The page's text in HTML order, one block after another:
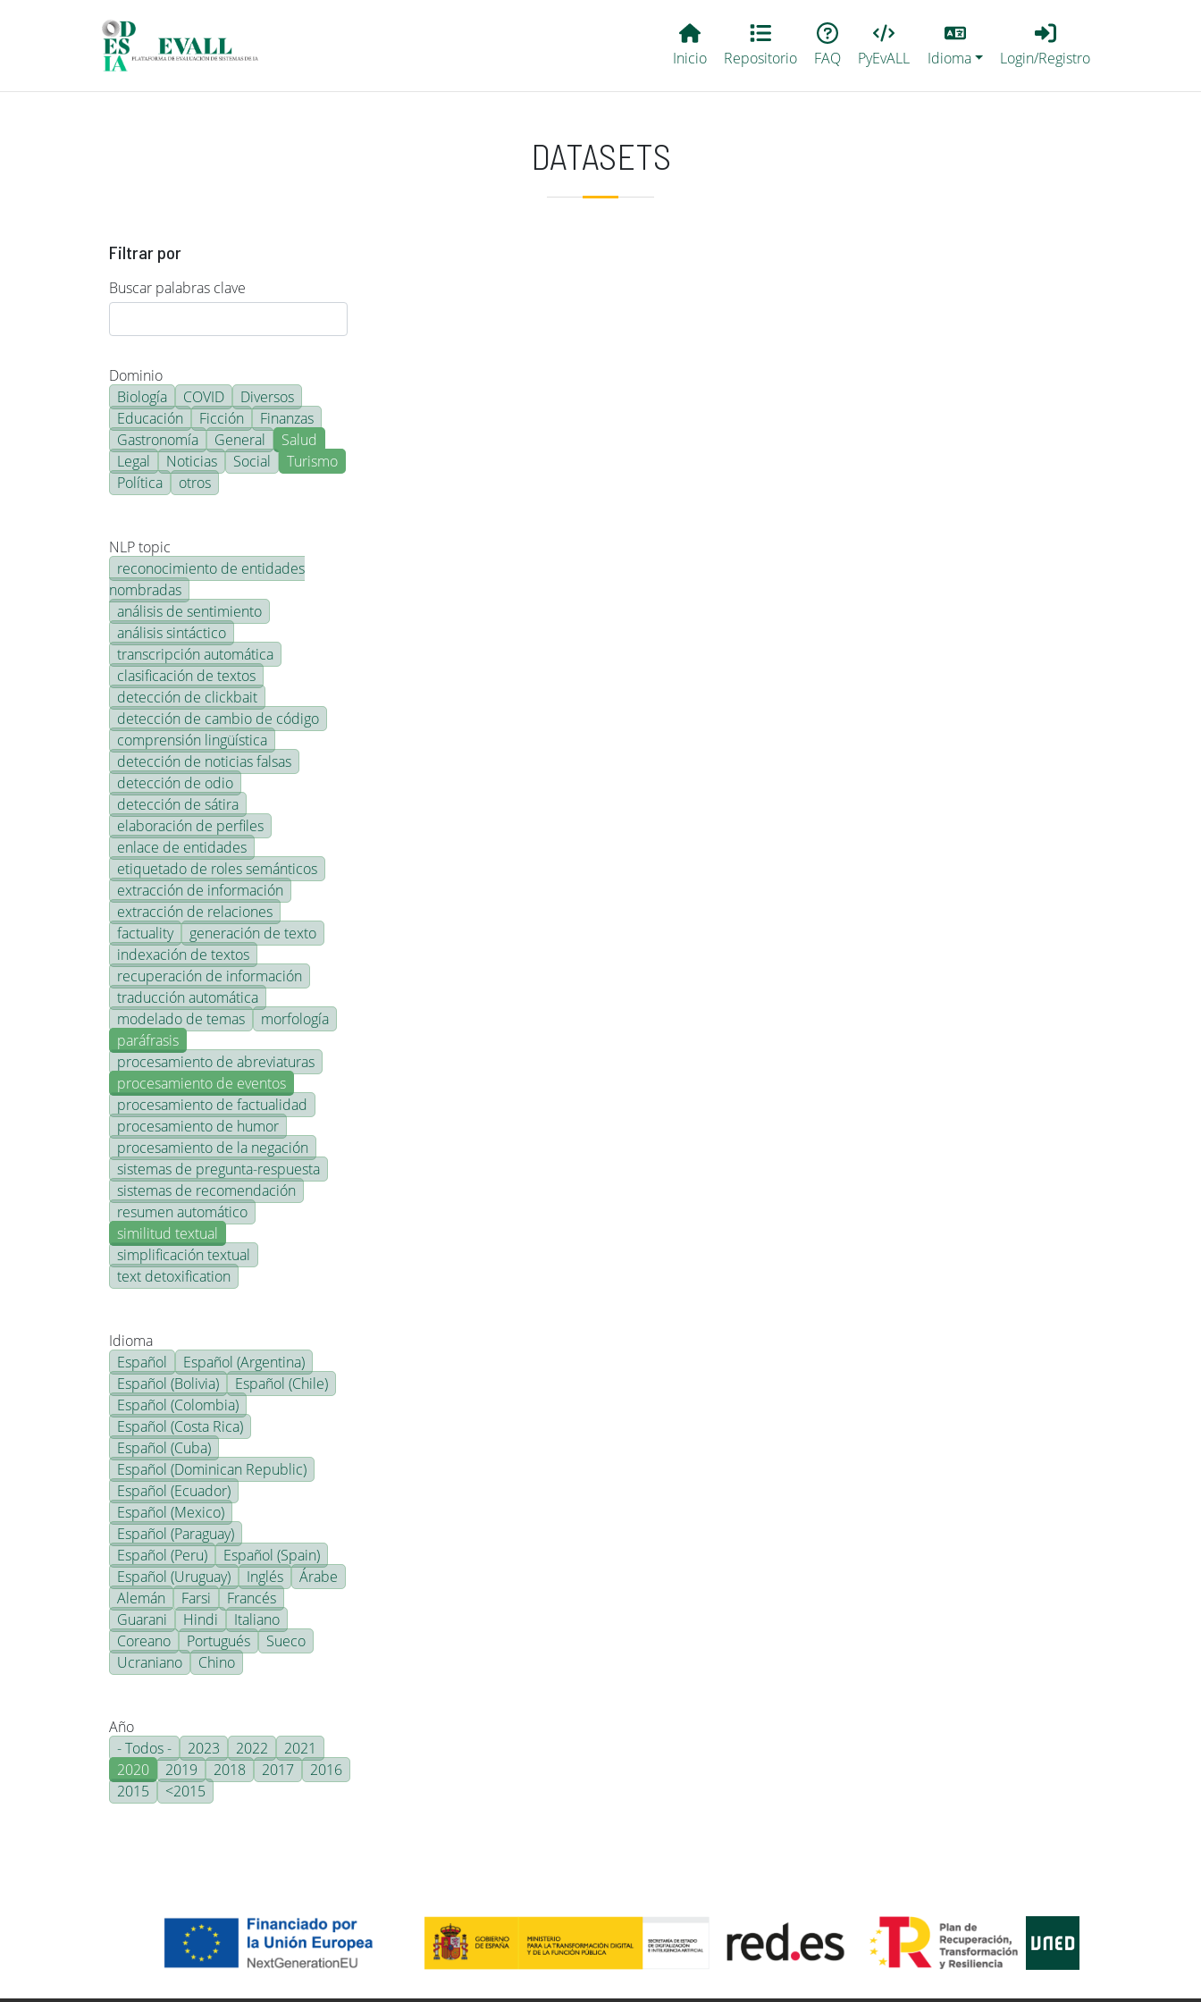
Main EvALL
Inicio Repositorio FAQ PyEvALL
Lang
Idioma
Login_Registro
Login/Registro
DATASETS
Filtrar por
Buscar palabras clave
Dominio
Biología
COVID
Diversos
Educación
Ficción
Finanzas
Gastronomía
General
Salud
Legal
Noticias Social
Turismo
Política
otros
NLP topic
reconocimiento de entidades
nombradas
análisis de sentimiento
análisis sintáctico
transcripción automática
clasificación de textos
detección de clickbait
detección de cambio de código
comprensión lingüística
detección de noticias falsas
detección de odio
detección de sátira
elaboración de perfiles
enlace de entidades
etiquetado de roles semánticos
extracción de información
extracción de relaciones
factuality
generación de texto
indexación de textos
recuperación de información
traducción automática
modelado de temas
morfología
paráfrasis
procesamiento de abreviaturas
procesamiento de eventos
procesamiento de factualidad
procesamiento de humor
procesamiento de la negación
sistemas de pregunta-respuesta
sistemas de recomendación
resumen automático
similitud textual
simplificación textual
text detoxification
Idioma
Español
Español (Argentina)
Español (Bolivia)
Español (Chile)
Español (Colombia)
Español (Costa Rica)
Español (Cuba)
Español (Dominican Republic)
Español (Ecuador)
Español (Mexico)
Español (Paraguay)
Español (Peru)
Español (Spain)
Español (Uruguay)
Inglés
Árabe
Alemán
Farsi
Francés
Guarani
Hindi
Italiano
Coreano
Portugués
Sueco
Ucraniano
Chino
Año
- Todos -
2023 2022
2021
2020
2019 2018 2017
2016
2015
<2015